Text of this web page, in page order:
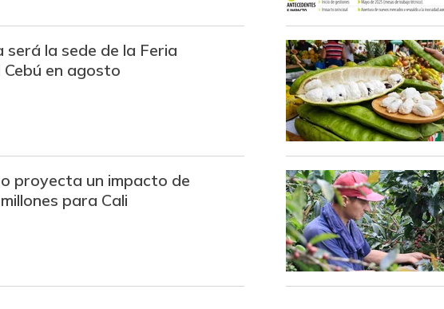
Brazo con hueso de cerdo
Brazo sin hueso de cerdo
Cadera de res
Café molido
Carne de cerdo en canal
Carne de res en canal
será la sede de la Feria
Cebú en agosto
proyecta un impacto de
para Cali